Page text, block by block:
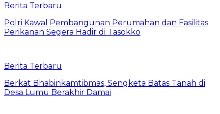
Berita Terbaru
Polri Kawal Pembangunan Perumahan dan Fasilitas
Perikanan Segera Hadir di Tasokko
Berita Terbaru
Berkat Bhabinkamtibmas, Sengketa Batas Tanah di
Desa Lumu Berakhir Damai